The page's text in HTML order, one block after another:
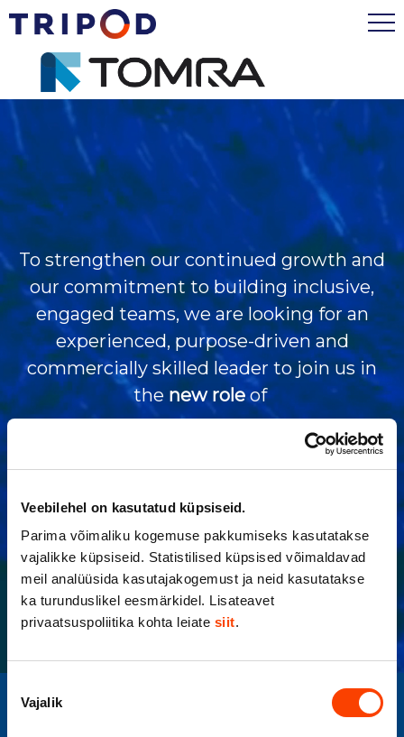
Veebilehel on kasutatud küpsiseid.
Parima võimaliku kogemuse pakkumiseks kasutatakse
vajalikke küpsiseid. Statistilised küpsised võimaldavad
meil analüüsida kasutajakogemust ja neid kasutatakse
ka turunduslikel eesmärkidel. Lisateavet
privaatsuspoliitika kohta leiate siit.
valik
Vajalik